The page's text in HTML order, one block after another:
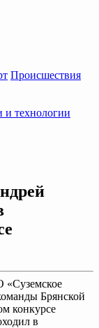
Происшествия
и технологии
«Суземское
Брянской
конкурсе
в